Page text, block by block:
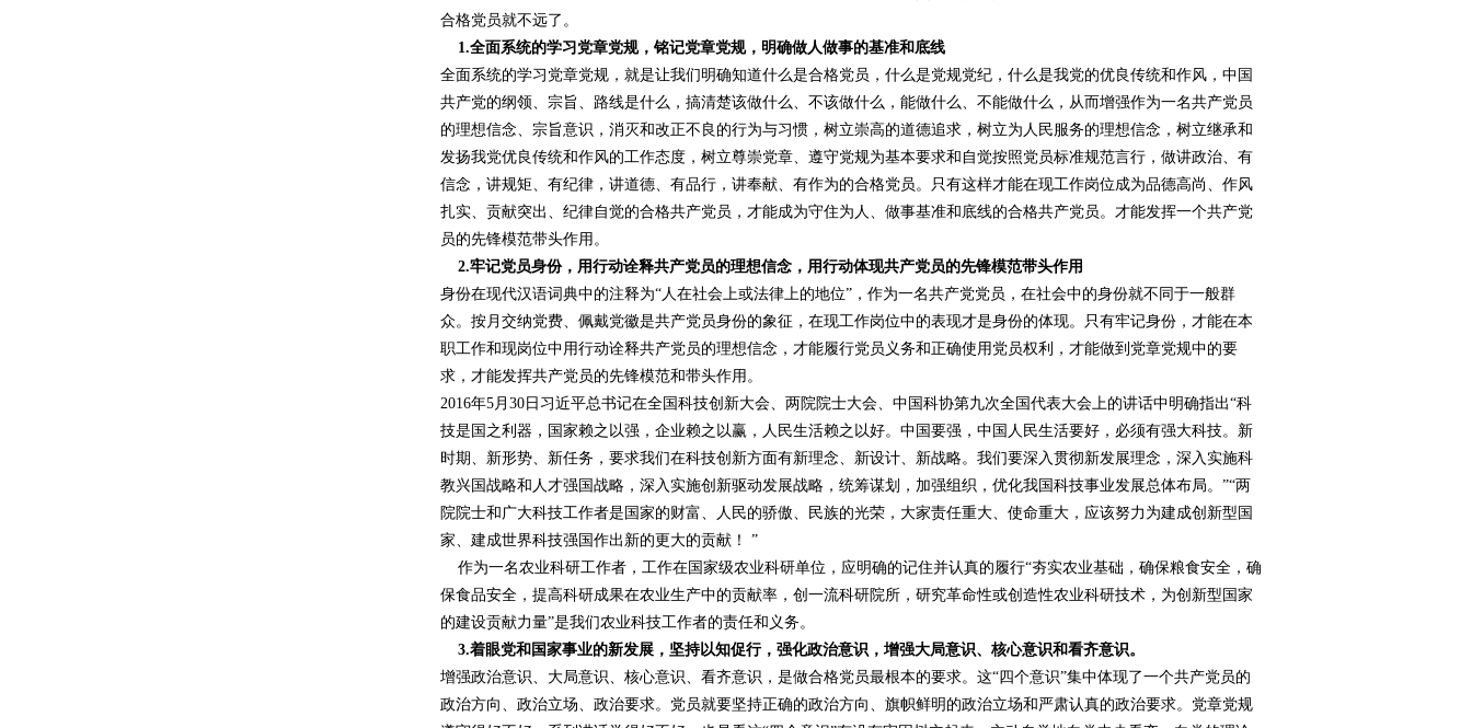
合格党员就不远了。
1.全面系统的学习党章党规，铭记党章党规，明确做人做事的基准和底线
全面系统的学习党章党规，就是让我们明确知道什么是合格党员，什么是党规党纪，什么是我党的优良传统和作风，中国
共产党的纲领、宗旨、路线是什么，搞清楚该做什么、不该做什么，能做什么、不能做什么，从而增强作为一名共产党员
的理想信念、宗旨意识，消灭和改正不良的行为与习惯，树立崇高的道德追求，树立为人民服务的理想信念，树立继承和
发扬我党优良传统和作风的工作态度，树立尊崇党章、遵守党规为基本要求和自觉按照党员标准规范言行，做讲政治、有
信念，讲规矩、有纪律，讲道德、有品行，讲奉献、有作为的合格党员。只有这样才能在现工作岗位成为品德高尚、作风
扎实、贡献突出、纪律自觉的合格共产党员，才能成为守住为人、做事基准和底线的合格共产党员。才能发挥一个共产党
员的先锋模范带头作用。
2.牢记党员身份，用行动诠释共产党员的理想信念，用行动体现共产党员的先锋模范带头作用
身份在现代汉语词典中的注释为“人在社会上或法律上的地位”，作为一名共产党党员，在社会中的身份就不同于一般群
众。按月交纳党费、佩戴党徽是共产党员身份的象征，在现工作岗位中的表现才是身份的体现。只有牢记身份，才能在本
职工作和现岗位中用行动诠释共产党员的理想信念，才能履行党员义务和正确使用党员权利，才能做到党章党规中的要
求，才能发挥共产党员的先锋模范和带头作用。
2016年5月30日习近平总书记在全国科技创新大会、两院院士大会、中国科协第九次全国代表大会上的讲话中明确指出“科
技是国之利器，国家赖之以强，企业赖之以赢，人民生活赖之以好。中国要强，中国人民生活要好，必须有强大科技。新
时期、新形势、新任务，要求我们在科技创新方面有新理念、新设计、新战略。我们要深入贯彻新发展理念，深入实施科
教兴国战略和人才强国战略，深入实施创新驱动发展战略，统筹谋划，加强组织，优化我国科技事业发展总体布局。”“两
院院士和广大科技工作者是国家的财富、人民的骄傲、民族的光荣，大家责任重大、使命重大，应该努力为建成创新型国
家、建成世界科技强国作出新的更大的贡献！ ”
作为一名农业科研工作者，工作在国家级农业科研单位，应明确的记住并认真的履行“夯实农业基础，确保粮食安全，确
保食品安全，提高科研成果在农业生产中的贡献率，创一流科研院所，研究革命性或创造性农业科研技术，为创新型国家
的建设贡献力量”是我们农业科技工作者的责任和义务。
3.着眼党和国家事业的新发展，坚持以知促行，强化政治意识，增强大局意识、核心意识和看齐意识。
增强政治意识、大局意识、核心意识、看齐意识，是做合格党员最根本的要求。这“四个意识”集中体现了一个共产党员的
政治方向、政治立场、政治要求。党员就要坚持正确的政治方向、旗帜鲜明的政治立场和严肃认真的政治要求。党章党规